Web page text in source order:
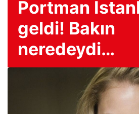
Portman
geldi! Bakın
neredeydi…